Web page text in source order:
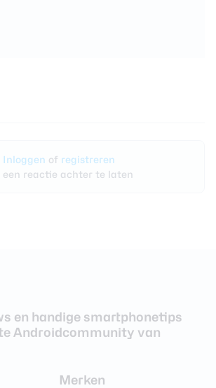
Inloggen of registreren
een reactie achter te laten
en handige smartphonetips
Androidcommunity van
Merken